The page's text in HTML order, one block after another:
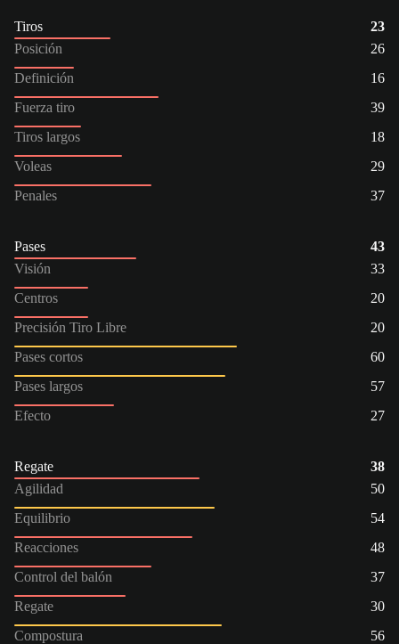
Tiros
23
Posición
26
Definición
16
Fuerza tiro
39
Tiros largos
18
Voleas
29
Penales
37
Pases
43
Visión
33
Centros
20
Precisión Tiro Libre
20
Pases cortos
60
Pases largos
57
Efecto
27
Regate
38
Agilidad
50
Equilibrio
54
Reacciones
48
Control del balón
37
Regate
30
Compostura
56